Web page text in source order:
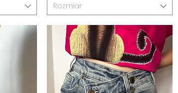
Rozmiar